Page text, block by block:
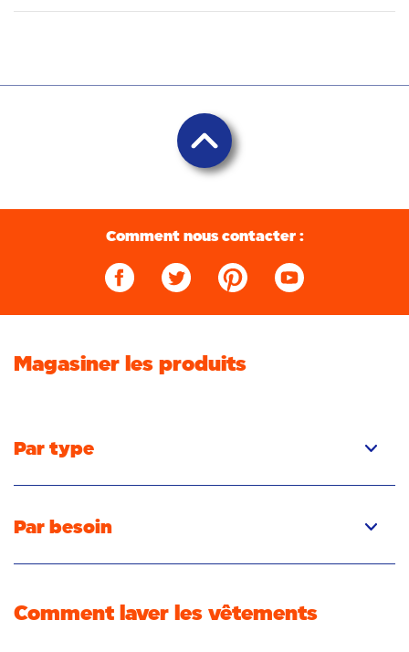
Comment nous contacter :
Magasiner les produits
Par type
Poudre
Détachant
Par besoin
Fraîcheur/parfum
Comment laver les vêtements